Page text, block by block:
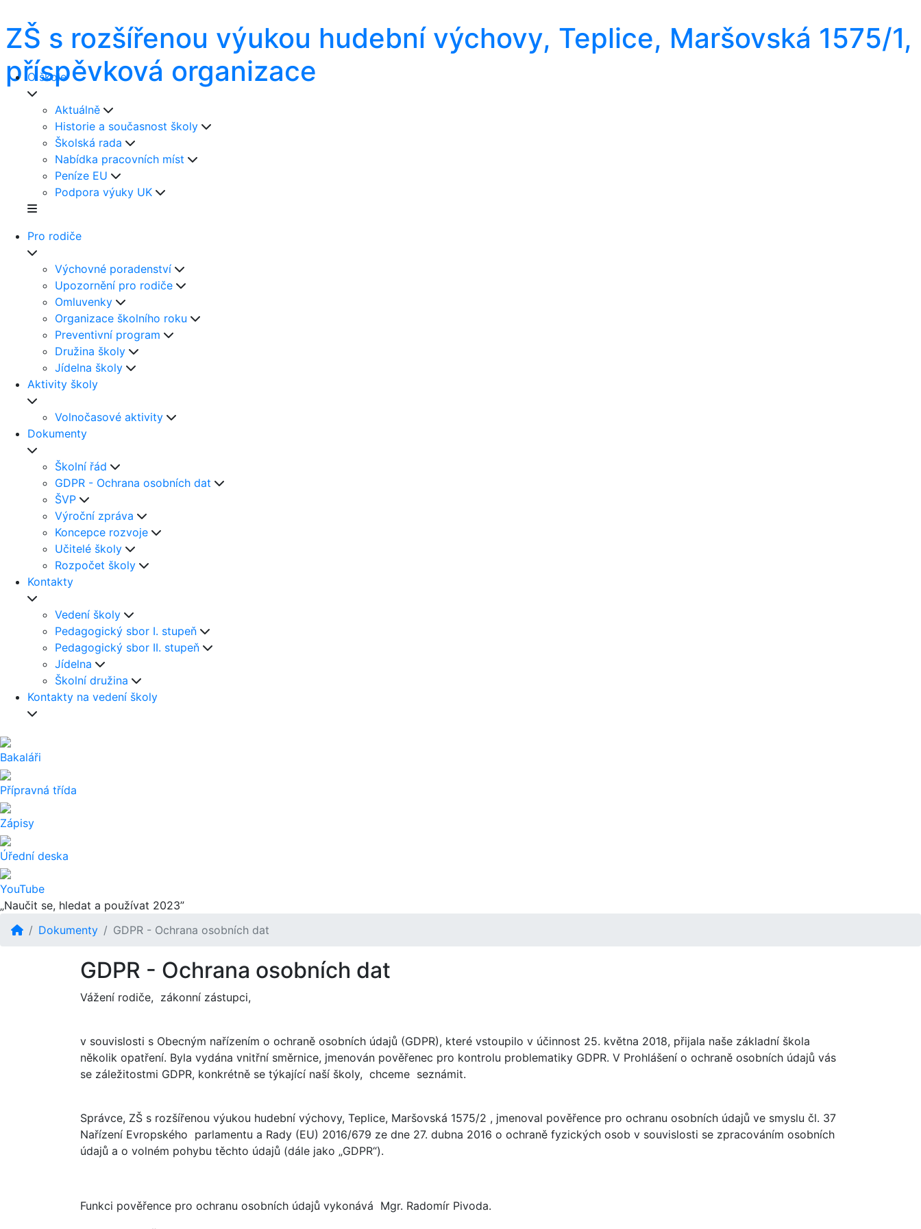
ZŠ s rozšířenou výukou hudební výchovy, Teplice, Maršovská 1575/1,
příspěvková organizace
O škole
Aktuálně
Historie a současnost školy
Školská rada
Nabídka pracovních míst
Peníze EU
Podpora výuky UK
Pro rodiče
Výchovné poradenství
Upozornění pro rodiče
Omluvenky
Organizace školního roku
Preventivní program
Družina školy
Jídelna školy
Aktivity školy
Volnočasové aktivity
Dokumenty
Školní řád
GDPR - Ochrana osobních dat
ŠVP
Výroční zpráva
Koncepce rozvoje
Učitelé školy
Rozpočet školy
Kontakty
Vedení školy
Pedagogický sbor I. stupeň
Pedagogický sbor II. stupeň
Jídelna
Školní družina
Kontakty na vedení školy
Bakaláři
Přípravná třída
Zápisy
Úřední deska
YouTube
„Naučit se, hledat a používat 2023”
Dokumenty
GDPR - Ochrana osobních dat
GDPR - Ochrana osobních dat
Vážení rodiče, zákonní zástupci,
v souvislosti s Obecným nařízením o ochraně osobních údajů (GDPR), které vstoupilo v účinnost 25. května 2018, přijala naše základní škola
několik opatření. Byla vydána vnitřní směrnice, jmenován pověřenec pro kontrolu problematiky GDPR. V Prohlášení o ochraně osobních údajů vás
se záležitostmi GDPR, konkrétně se týkající naší školy, chceme seznámit.
Správce, ZŠ s rozšířenou výukou hudební výchovy, Teplice, Maršovská 1575/2 , jmenoval pověřence pro ochranu osobních údajů ve smyslu čl. 37
Nařízení Evropského parlamentu a Rady (EU) 2016/679 ze dne 27. dubna 2016 o ochraně fyzických osob v souvislosti se zpracováním osobních
údajů a o volném pohybu těchto údajů (dále jako „GDPR“).
Funkci pověřence pro ochranu osobních údajů vykonává Mgr. Radomír Pivoda.